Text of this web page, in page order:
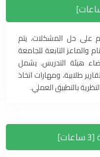
على حل المشكلات، يتم
والماعز التابعة للجامعة
هيئة التدريس. يشمل
طلابية، ومهارات اتخاذ
بالتطبيق العملي.